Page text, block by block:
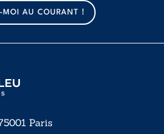
MOI AU COURANT !
Paris